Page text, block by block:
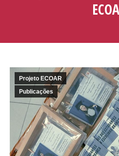
Projeto ECOAR
Publicações